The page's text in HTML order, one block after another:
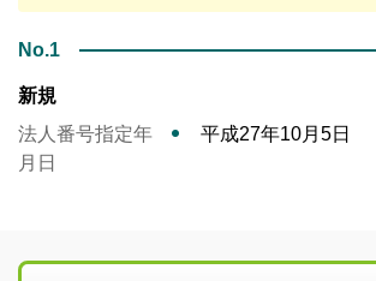
No.1
新規
法人番号指定年
月日
平成27年10月5日